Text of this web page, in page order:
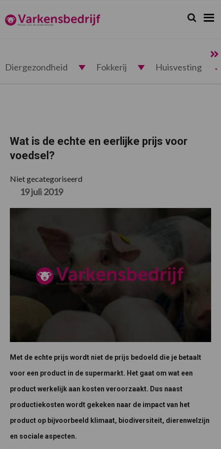
de
hoofdnavigatie
de
hoofd
de
eerste
de
voettekst
Varkensbedrijf.nl Zoeken...
Zoek
Diergezondheid Fokkerij Huisvesting
Wat is de echte en eerlijke prijs voor
voedsel?
Niet gecategoriseerd
19 juli 2019
Met de echte prijs wordt niet de prijs bedoeld die je betaalt
voor een product in de supermarkt. Het gaat om wat een
product werkelijk aan kosten veroorzaakt. Dus naast
productiekosten wordt gekeken naar de impact van het
product op bijvoorbeeld klimaat, biodiversiteit, dierenwelzijn
en sociale aspecten.